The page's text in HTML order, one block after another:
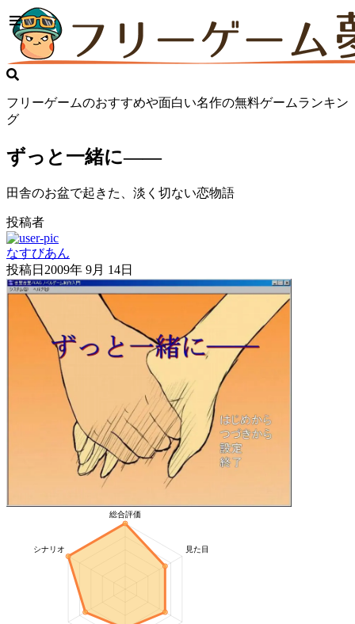
フリーゲームのおすすめや面白い名作の無料ゲームランキン
グ
ずっと一緒に――
田舎のお盆で起きた、淡く切ない恋物語
投稿者
なすびあん
投稿日 2009年 9月 14日